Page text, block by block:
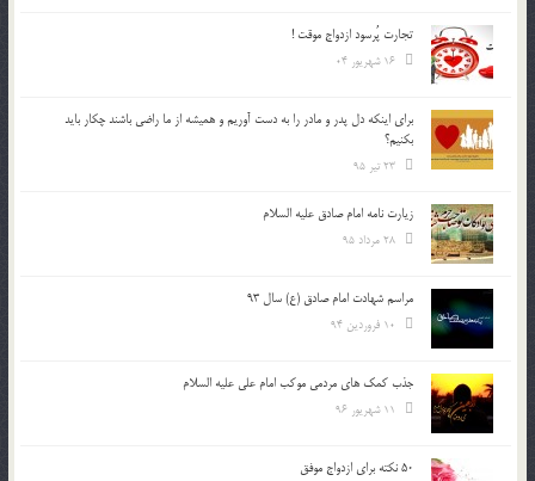
تجارت پُرسود ازدواج موقت !
براي اينكه دل پدر و مادر را به دست آوريم و هميشه از ما راضي باشند چكار بايد
بكنيم؟
زیارت نامه امام صادق علیه السلام
مراسم شهادت امام صادق (ع) سال 93
جذب کمک های مردمی موکب امام علی علیه السلام
50 نکته برای ازدواج موفق